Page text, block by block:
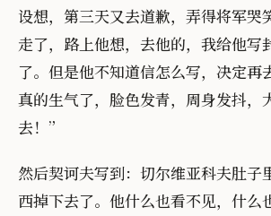
设想，第三天又去道歉，弄得将军哭
走了，路上他想，去他的，我给他写
了。但是他不知道信怎么写，决定再
真的生气了，脸色发青，周身发抖
去！”
然后契诃夫写到：切尔维亚科夫肚子
西掉下去了。他什么也看不见，什么